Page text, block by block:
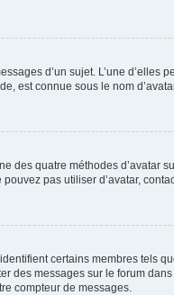
d’un sujet. L’une
est connue sous le nom
quatre méthodes d’avatar
pas utiliser d’avatar,
certains membres tels
des messages sur le forum
compteur de messages.